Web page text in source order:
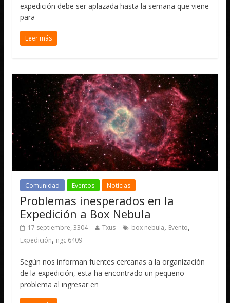
expedición debe ser aplazada hasta la semana que viene
para
Leer más
Comunidad Eventos Noticias
Problemas inesperados en la
Expedición a Box Nebula
17 septiembre, 3304 Txus box nebula, Evento,
Expedición, ngc 6409
Según nos informan fuentes cercanas a la organización
de la expedición, esta ha encontrado un pequeño
problema al ingresar en